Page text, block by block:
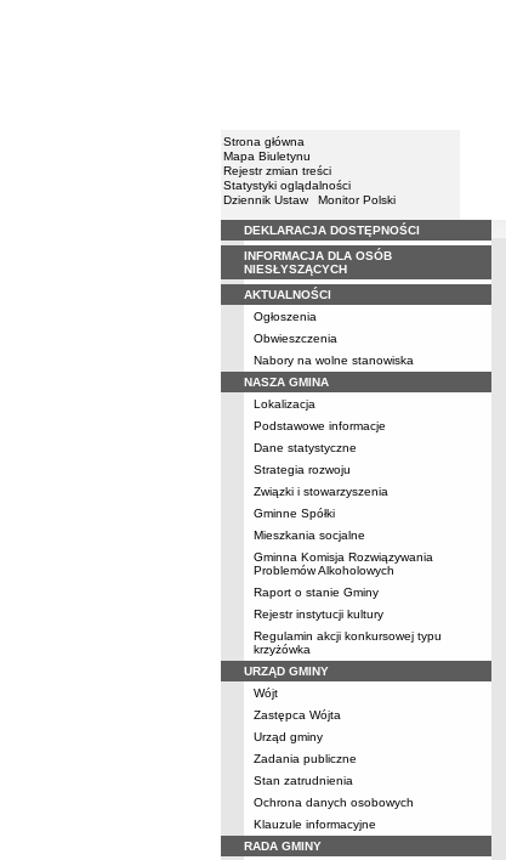
Strona główna
Mapa Biuletynu
Rejestr zmian treści
Statystyki oglądalności
Dziennik Ustaw
Monitor Polski
Menu
DEKLARACJA DOSTĘPNOŚCI
INFORMACJA DLA OSÓB
NIESŁYSZĄCYCH
AKTUALNOŚCI
Ogłoszenia
Obwieszczenia
Nabory na wolne stanowiska
NASZA GMINA
Lokalizacja
Podstawowe informacje
Dane statystyczne
Strategia rozwoju
Związki i stowarzyszenia
Gminne Spółki
Mieszkania socjalne
Gminna Komisja Rozwiązywania
Problemów Alkoholowych
Raport o stanie Gminy
Rejestr instytucji kultury
Regulamin akcji konkursowej typu
krzyżówka
URZĄD GMINY
Wójt
Zastępca Wójta
Urząd gminy
Zadania publiczne
Stan zatrudnienia
Ochrona danych osobowych
Klauzule informacyjne
RADA GMINY